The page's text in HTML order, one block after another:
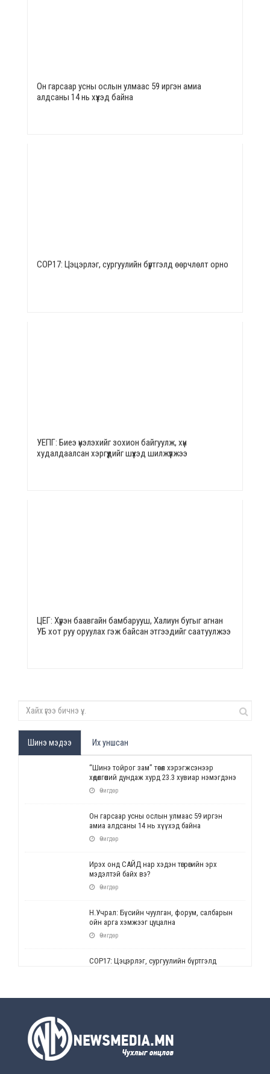
Он гарсаар усны ослын улмаас 59 иргэн амиа
алдсаны 14 нь хүүхэд байна
СОР17: Цэцэрлэг, сургуулийн бүртгэлд өөрчлөлт орно
УЕПГ: Биеэ үнэлэхийг зохион байгуулж, хүн
худалдаалсан хэргүүдийг шүүхэд шилжүүлжээ
ЦЕГ: Хүрэн баавгайн бамбарууш, Халиун бугыг агнан
УБ хот руу оруулах гэж байсан этгээдийг саатуулжээ
Шинэ мэдээ Их уншсан
“Шинэ тойрог зам” төсөл хэрэгжсэнээр
хөдөлгөөний дундаж хурд 23.3 хувиар нэмэгдэнэ
Өчигдөр
Он гарсаар усны ослын улмаас 59 иргэн
амиа алдсаны 14 нь хүүхэд байна
Өчигдөр
Ирэх онд САЙД нар хэдэн төгрөгийн эрх
мэдэлтэй байх вэ?
Өчигдөр
Н.Учрал: Бүсийн чуулган, форум, салбарын
ойн арга хэмжээг цуцална
Өчигдөр
СОР17: Цэцэрлэг, сургуулийн бүртгэлд
Өчигдөр